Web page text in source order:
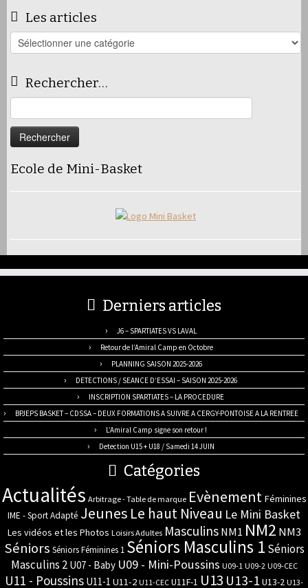
Les articles
Les
articles
Rechercher…
Ecole de Mini-Basket
Derniers articles
J6 – SPARTIATES VS LAVAL
Retour de l’Amiral Camp en Octobre
PLANNING SAISON 2025-2026
DETECTIONS / SEANCE D’ESSAI – SAISON 2025-2026
INSCRIPTION SPARTIATES – LA PROCEDURE
BPJEPS BASKET – CDSSA – DEUX FORMATIONS A SUIVRE A CERGY-PONTOISE A LA RENTREE
L’Amiral Camp signe son retour !
Detection U15 + U18 / Samedi 14 JUIN
Catégories
Actualités Arbitrage - Table de marque Evènement Féminines
IME - Sport Adapté Jeunes Le haut Niveau Le Mini Basket
Les vidéos et les Photos Loisirs Adultes Masculins NM1 NM2 NM3
Séniors Séniors Féminines 1 Séniors Masculins 1 Séniors
Masculins 2 U07 - Baby U09 - Mini-Poussins U09-1 U09-2 U09-CEC
U11 - Poussins U11-1 U11-2 U11-CEC U11F-1 U13 U13-1 U13-2 U13-